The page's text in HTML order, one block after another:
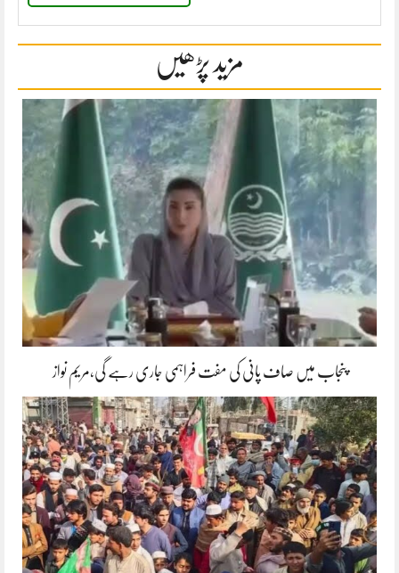
مزید پڑھیں
پنجاب میں صاف پانی کی مفت فراہمی جاری رہے گی،مریم نواز